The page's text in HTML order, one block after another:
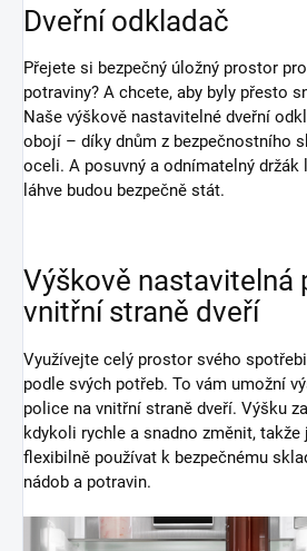
Dveřní odkladač
Přejete si bezpečný úložný prostor
potraviny? A chcete, aby byly přesto
Naše výškově nastavitelné dveřní
obojí – díky dnům z bezpečnostního
oceli. A posuvný a odnímatelný držák
láhve budou bezpečně stát.
Výškově nastavitelná
vnitřní straně dveří
Využívejte celý prostor svého
podle svých potřeb. To vám umožní
police na vnitřní straně dveří. Výšku
kdykoli rychle a snadno změnit, takže
flexibilně používat k bezpečnému
nádob a potravin.